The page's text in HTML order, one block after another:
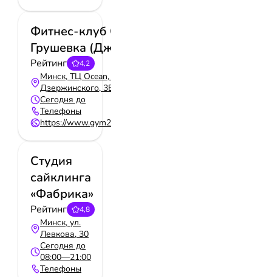
Фитнес-клуб Gym24
Грушевка (Джим24)
Рейтинг 4,2
Минск, ТЦ Ocean, пр-т.
Дзержинского, 3Б
Сегодня до
Телефоны
https://www.gym24.by/grushevka/
Студия
сайклинга
«Фабрика»
Рейтинг 4,8
Минск, ул.
Левкова, 30
Сегодня до
08:00—21:00
Телефоны